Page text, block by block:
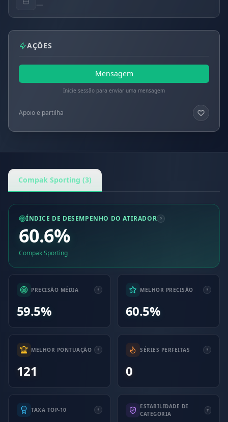
—
AÇÕES
Mensagem
Inicie sessão para enviar uma mensagem
Apoio e partilha
Compak Sporting (3)
ÍNDICE DE DESEMPENHO DO ATIRADOR
60.6%
Compak Sporting
PRECISÃO MÉDIA
59.5%
MELHOR PRECISÃO
60.5%
MELHOR PONTUAÇÃO
121
SÉRIES PERFEITAS
0
TAXA TOP-10
ESTABILIDADE DE
CATEGORIA